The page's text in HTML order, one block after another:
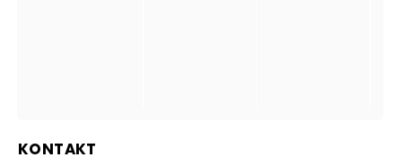
KONTAKT